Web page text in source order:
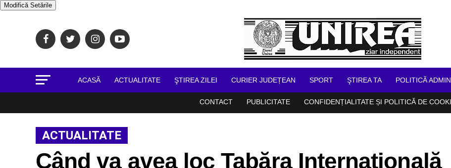
Modifică Setările
ACASĂ ACTUALITATE ŞTIREA ZILEI CURIER JUDEȚEAN SPORT ŞTIREA TA POLITICĂ
CONTACT PUBLICITATE CONFIDENȚIALITATE ȘI POLITICĂ DE
ACTUALITATE
Când va avea loc Tabăra Internațională